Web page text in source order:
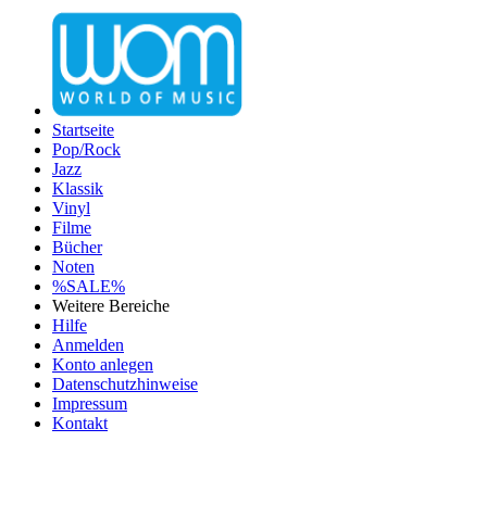
Startseite
Pop/Rock
Jazz
Klassik
Vinyl
Filme
Bücher
Noten
%SALE%
Weitere Bereiche
Hilfe
Anmelden
Konto anlegen
Datenschutzhinweise
Impressum
Kontakt